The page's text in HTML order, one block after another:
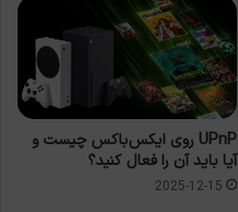
UPnP روی ایکس‌باکس چیست و
آیا باید آن را فعال کنید؟
2025-12-15